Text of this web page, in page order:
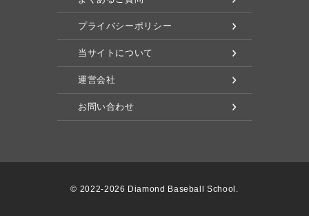
プライバシーポリシー
当サイトについて
運営会社
お問い合わせ
© 2022-2026 Diamond Baseball School.